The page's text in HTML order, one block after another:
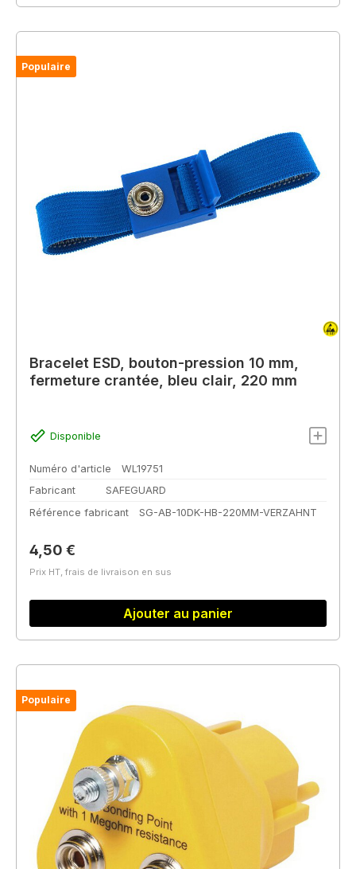
Populaire
Bracelet ESD, bouton-pression 10 mm,
fermeture crantée, bleu clair, 220 mm
Disponible
Numéro d'article
WL19751
Fabricant
SAFEGUARD
Référence fabricant
SG-AB-10DK-HB-220MM-VERZAHNT
Prix régulier :
4,50 €
Prix HT, frais de livraison en sus
Ajouter au panier
Populaire